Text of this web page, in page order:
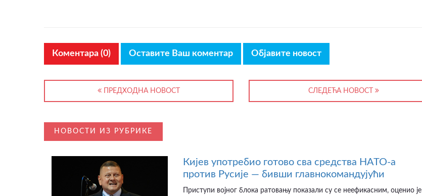
Коментара (0) Оставите Ваш коментар Објавите новост
ПРЕДХОДНА НОВОСТ СЛЕДЕЋА НОВОСТ
НОВОСТИ ИЗ РУБРИКЕ
Кијев употребио готово сва средства НАТО-а
против Русије — бивши главнокомандујући
Приступи војног блока ратовању показали су се неефикасним, оценио је